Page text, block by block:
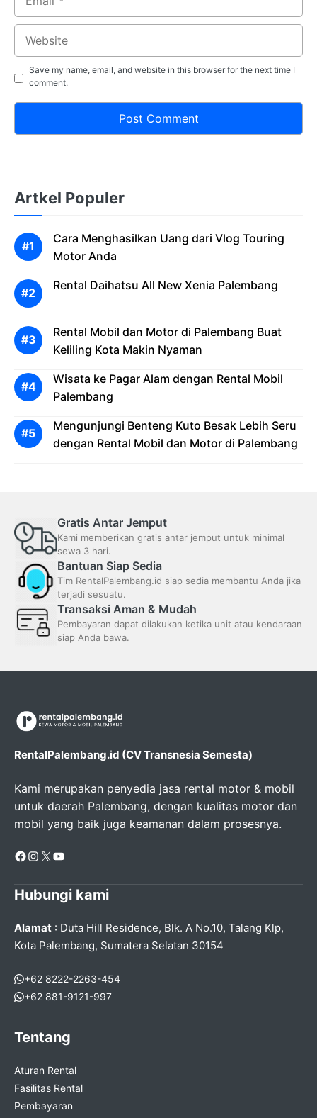
Website
Save my name, email, and website in this browser for the next time I
comment.
Artkel Populer
Cara Menghasilkan Uang dari Vlog Touring
Motor Anda
Rental Daihatsu All New Xenia Palembang
Rental Mobil dan Motor di Palembang Buat
Keliling Kota Makin Nyaman
Wisata ke Pagar Alam dengan Rental Mobil
Palembang
Mengunjungi Benteng Kuto Besak Lebih Seru
dengan Rental Mobil dan Motor di Palembang
Gratis Antar Jemput
Kami memberikan gratis antar jemput untuk minimal
sewa 3 hari.
Bantuan Siap Sedia
Tim RentalPalembang.id siap sedia membantu Anda jika
terjadi sesuatu.
Transaksi Aman & Mudah
Pembayaran dapat dilakukan ketika unit atau kendaraan
siap Anda bawa.
RentalPalembang.id (CV Transnesia Semesta)
Kami merupakan penyedia jasa rental motor & mobil
untuk daerah Palembang, dengan kualitas motor dan
mobil yang baik juga keamanan dalam prosesnya.
Facebook
Instagram
X YouTube
Hubungi kami
Alamat : Duta Hill Residence, Blk. A No.10, Talang Klp,
Kota Palembang, Sumatera Selatan 30154
+62 8222-2263-454
+62 881-9121-997
Tentang
Aturan Rental
Fasilitas Rental
Pembayaran